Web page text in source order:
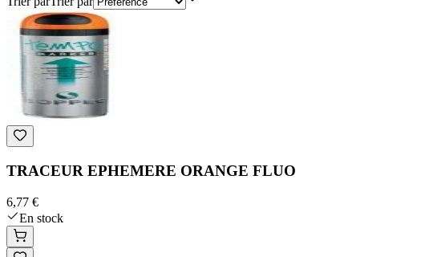
TRACEUR EPHEMERE ORANGE FLUO
6,77 €
En stock